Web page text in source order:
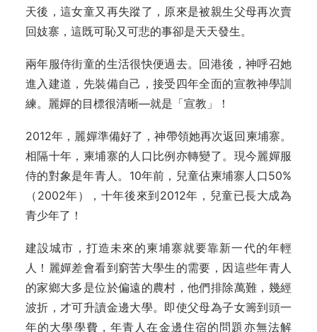
天後，這女童又再失蹤了，原來是被親生父母再次賣
回妓寨，這既可恥又可悲的事卻是天天發生。
兩年服侍街童的生活很快便過去。回港後，神呼召她
進入建道，先裝備自己，接受四年全面的宣教神學訓
練。麗嬋的目標很清晰—就是「宣教」！
2012年，麗嬋準備好了，神帶領她再次返回柬埔寨。
相隔十年，柬埔寨的人口比例亦轉變了。現今麗嬋服
侍的對象是年青人。10年前，兒童佔柬埔寨人口50%
（2002年），十年後來到2012年，兒童已長大成為
青少年了！
建設城市，打造未來的柬埔寨就要靠新一代的年輕
人！麗嬋差會看到窮苦大學生的需要，因這些年青人
的家鄉大多是位於偏遠的農村，他們排除萬難，幾經
波折，才可升讀金邊大學。即使父母為子女籌到頭一
年的大學學費，年青人在金邊住宿的問題亦無法解